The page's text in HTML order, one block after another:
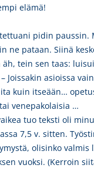
elämä!
pidin paussin.
ne pataan. Siinä
tein sen taas:
Joissakin asioissa
kuin itseään…
venepakolaisia …
tuo teksti oli
7,5 v. sitten.
olisinko valmis
vuoksi. (Kerroin